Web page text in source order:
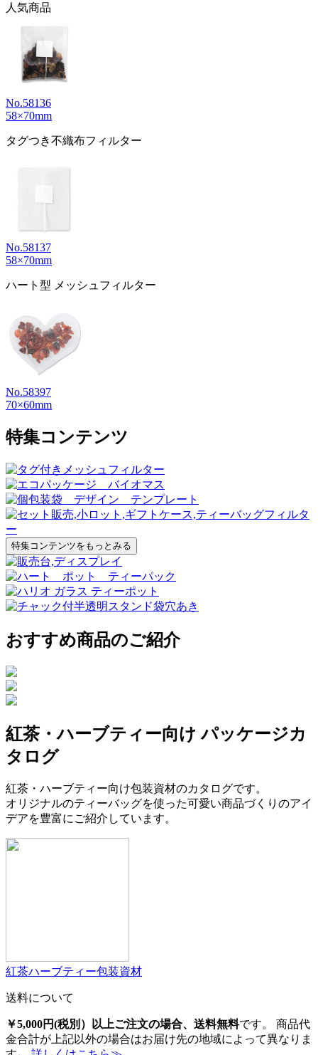
人気商品
No.58136
58×70mm
タグつき不織布フィルター
No.58137
58×70mm
ハート型 メッシュフィルター
No.58397
70×60mm
特集コンテンツ
特集コンテンツをもっとみる
おすすめ商品のご紹介
紅茶・ハーブティー向け パッケージカ
タログ
紅茶・ハーブティー向け包装資材のカタログです。
オリジナルのティーバッグを使った可愛い商品づくりのアイ
デアを豊富にご紹介しています。
紅茶ハーブティー包装資材
送料について
￥5,000円(税別）以上ご注文の場合、送料無料です。 商品代
金合計が上記以外の場合はお届け先の地域によって異なりま